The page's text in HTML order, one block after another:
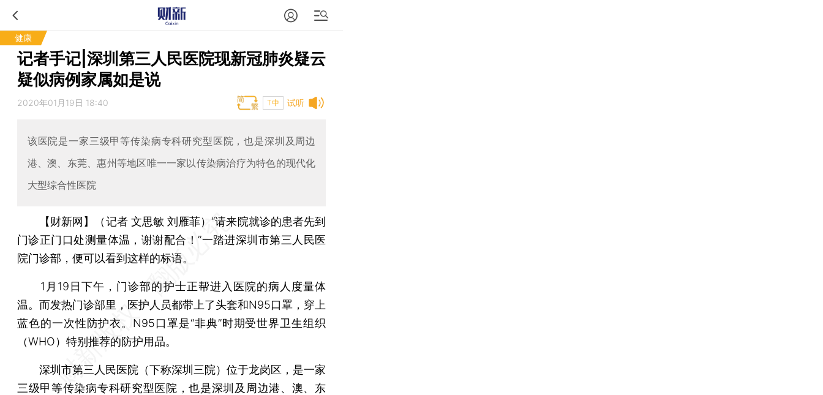
健康
记者手记|深圳第三人民医院现新冠肺炎疑云
疑似病例家属如是说
试听
2020年01月19日 18:40 T中
该医院是一家三级甲等传染病专科研究型医院，也是深圳及周边
港、澳、东莞、惠州等地区唯一一家以传染病治疗为特色的现代化
大型综合性医院
【财新网】（记者 文思敏 刘雁菲）“请来院就诊的患者先到
门诊正门口处测量体温，谢谢配合！”一踏进深圳市第三人民医
院门诊部，便可以看到这样的标语。
1月19日下午，门诊部的护士正帮进入医院的病人度量体
温。而发热门诊部里，医护人员都带上了头套和N95口罩，穿上
蓝色的一次性防护衣。N95口罩是“非典”时期受世界卫生组织
（WHO）特别推荐的防护用品。
深圳市第三人民医院（下称深圳三院）位于龙岗区，是一家
三级甲等传染病专科研究型医院，也是深圳及周边港、澳、东